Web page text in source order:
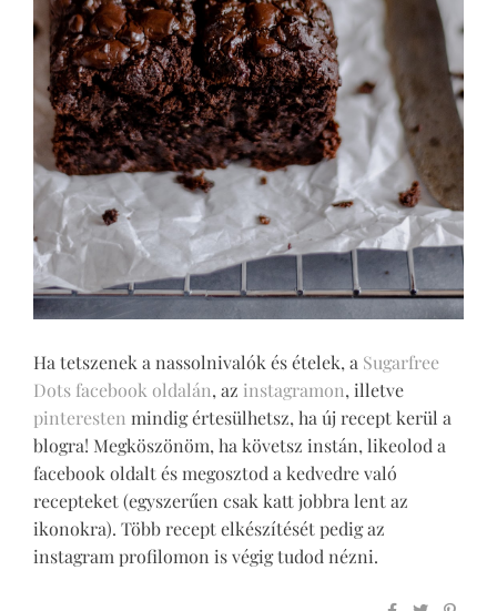
Ha tetszenek a nassolnivalók és ételek, a Sugarfree
Dots facebook oldalán, az instagramon, illetve
pinteresten mindig értesülhetsz, ha új recept kerül a
blogra! Megköszönöm, ha követsz instán, likeolod a
facebook oldalt és megosztod a kedvedre való
recepteket (egyszerűen csak katt jobbra lent az
ikonokra). Több recept elkészítését pedig az
instagram profilomon is végig tudod nézni.